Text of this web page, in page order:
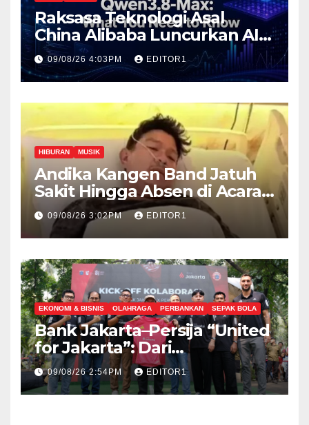
Raksasa Teknologi Asal
China Alibaba Luncurkan AI
Paling Canggih Qwen3.-Max
09/08/26 4:03PM EDITOR1
HIBURAN MUSIK
Andika Kangen Band Jatuh
Sakit Hingga Absen di Acara
The Sounds Project day 2
09/08/26 3:02PM EDITOR1
EKONOMI & BISNIS OLAHRAGA PERBANKAN SEPAK BOLA
Bank Jakarta–Persija “United
for Jakarta”: Dari
Sponsorship Menuju
Strategic Partnership
09/08/26 2:54PM EDITOR1